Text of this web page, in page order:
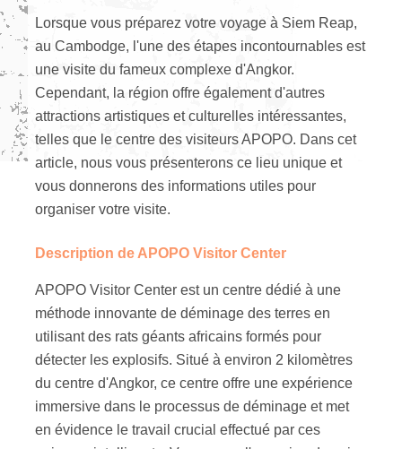
Lorsque vous préparez votre voyage à Siem Reap,
au Cambodge, l'une des étapes incontournables est
une visite du fameux complexe d'Angkor.
Cependant, la région offre également d'autres
attractions artistiques et culturelles intéressantes,
telles que le centre des visiteurs APOPO. Dans cet
article, nous vous présenterons ce lieu unique et
vous donnerons des informations utiles pour
organiser votre visite.
Description de APOPO Visitor Center
APOPO Visitor Center est un centre dédié à une
méthode innovante de déminage des terres en
utilisant des rats géants africains formés pour
détecter les explosifs. Situé à environ 2 kilomètres
du centre d'Angkor, ce centre offre une expérience
immersive dans le processus de déminage et met
en évidence le travail crucial effectué par ces